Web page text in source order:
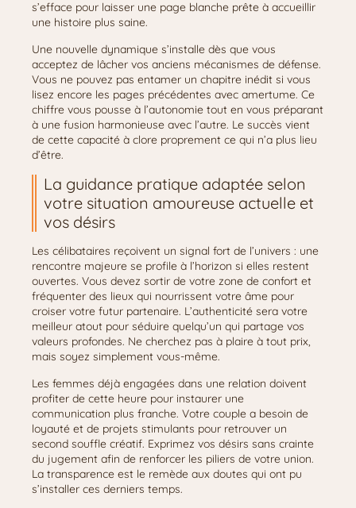
s’efface pour laisser une page blanche prête à accueillir
une histoire plus saine.
Une nouvelle dynamique s’installe dès que vous
acceptez de lâcher vos anciens mécanismes de défense.
Vous ne pouvez pas entamer un chapitre inédit si vous
lisez encore les pages précédentes avec amertume. Ce
chiffre vous pousse à l’autonomie tout en vous préparant
à une fusion harmonieuse avec l’autre. Le succès vient
de cette capacité à clore proprement ce qui n’a plus lieu
d’être.
La guidance pratique adaptée selon
votre situation amoureuse actuelle et
vos désirs
Les célibataires reçoivent un signal fort de l’univers : une
rencontre majeure se profile à l’horizon si elles restent
ouvertes. Vous devez sortir de votre zone de confort et
fréquenter des lieux qui nourrissent votre âme pour
croiser votre futur partenaire. L’authenticité sera votre
meilleur atout pour séduire quelqu’un qui partage vos
valeurs profondes. Ne cherchez pas à plaire à tout prix,
mais soyez simplement vous-même.
Les femmes déjà engagées dans une relation doivent
profiter de cette heure pour instaurer une
communication plus franche. Votre couple a besoin de
loyauté et de projets stimulants pour retrouver un
second souffle créatif. Exprimez vos désirs sans crainte
du jugement afin de renforcer les piliers de votre union.
La transparence est le remède aux doutes qui ont pu
s’installer ces derniers temps.